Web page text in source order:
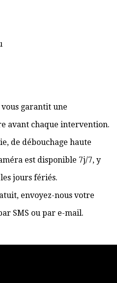
garantit une
avant chaque intervention.
de débouchage haute
est disponible 7j/7, y
jours fériés.
envoyez-nous votre
SMS ou par e-mail.